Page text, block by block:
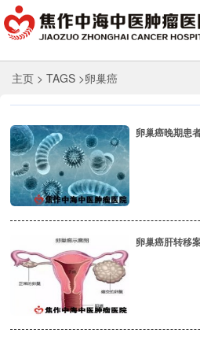
主页 > TAGS >卵巢癌